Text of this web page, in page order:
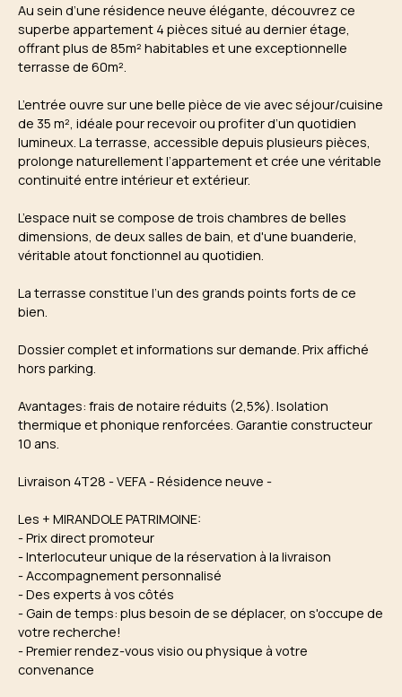
Au sein d’une résidence neuve élégante, découvrez ce
superbe appartement 4 pièces situé au dernier étage,
offrant plus de 85m² habitables et une exceptionnelle
terrasse de 60m².
L’entrée ouvre sur une belle pièce de vie avec séjour/cuisine
de 35 m², idéale pour recevoir ou profiter d’un quotidien
lumineux. La terrasse, accessible depuis plusieurs pièces,
prolonge naturellement l’appartement et crée une véritable
continuité entre intérieur et extérieur.
L’espace nuit se compose de trois chambres de belles
dimensions, de deux salles de bain, et d'une buanderie,
véritable atout fonctionnel au quotidien.
La terrasse constitue l’un des grands points forts de ce
bien.
Dossier complet et informations sur demande. Prix affiché
hors parking.
Avantages: frais de notaire réduits (2,5%). Isolation
thermique et phonique renforcées. Garantie constructeur
10 ans.
Livraison 4T28 - VEFA - Résidence neuve -
Les + MIRANDOLE PATRIMOINE:
- Prix direct promoteur
- Interlocuteur unique de la réservation à la livraison
- Accompagnement personnalisé
- Des experts à vos côtés
- Gain de temps: plus besoin de se déplacer, on s'occupe de
votre recherche!
- Premier rendez-vous visio ou physique à votre
convenance